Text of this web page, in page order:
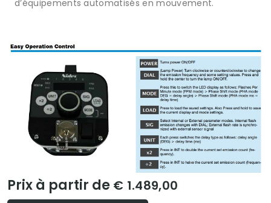
d’équipements automatisés en mouvement.
Prix à partir de € 1.489,00